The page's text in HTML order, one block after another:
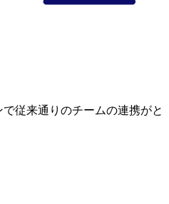
従来通りのチームの連携がと